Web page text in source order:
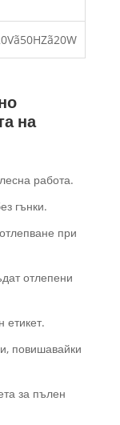
на
работа.
гънки.
при
отлепени
етикет.
повишавайки
за пълен